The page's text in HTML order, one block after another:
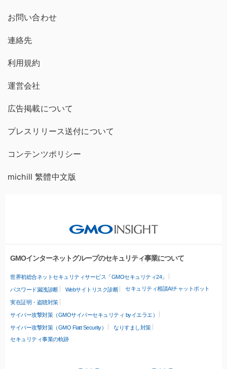
お問い合わせ
連絡先
利用規約
運営会社
広告掲載について
プレスリリース送付について
コンテンツポリシー
michill 繁體中文版
GMOインターネットグループのセキュリティ事業について
世界初総合ネットセキュリティサービス「GMOセキュリティ24」
パスワード漏洩診断 Webサイトリスク診断 セキュリティ相談AIチャットボット
実在証明・盗聴対策
サイバー攻撃対策（GMOサイバーセキュリティ byイエラエ）
サイバー攻撃対策（GMO Flatt Security）
なりすまし対策
セキュリティ事業の軌跡